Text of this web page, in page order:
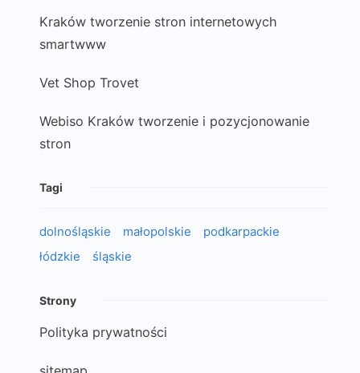
Kraków tworzenie stron internetowych
smartwww
Vet Shop Trovet
Webiso Kraków tworzenie i pozycjonowanie
stron
Tagi
dolnośląskie małopolskie
podkarpackie
łódzkie
śląskie
Strony
Polityka prywatności